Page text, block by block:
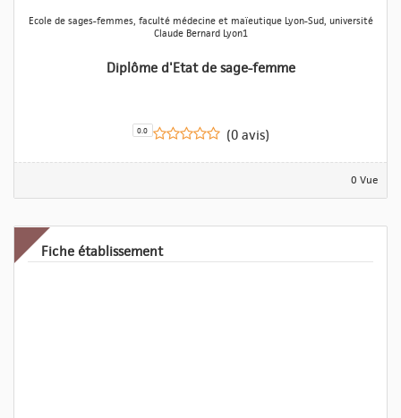
Ecole de sages-femmes, faculté médecine et maïeutique Lyon-Sud, université
Claude Bernard Lyon1
Diplôme d'Etat de sage-femme
0.0 (0 avis)
0 Vue
Fiche établissement